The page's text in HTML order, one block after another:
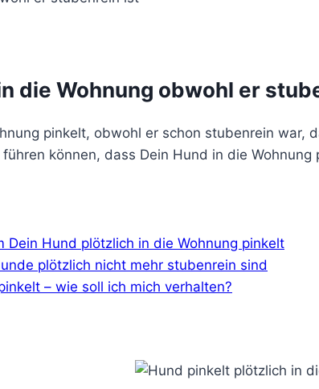
die Wohnung obwohl er
pinkelt, obwohl er schon stubenrein
können, dass Dein Hund in die Wohnung
Dein Hund plötzlich in die Wohnung pinkelt
plötzlich nicht mehr stubenrein sind
– wie soll ich mich verhalten?